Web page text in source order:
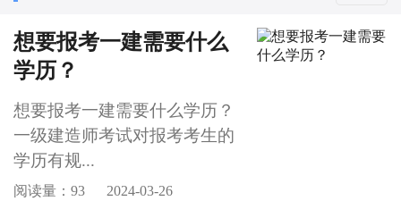
想要报考一建需要什么
学历？
想要报考一建需要什么学历？
一级建造师考试对报考考生的
学历有规...
阅读量：93 2024-03-26